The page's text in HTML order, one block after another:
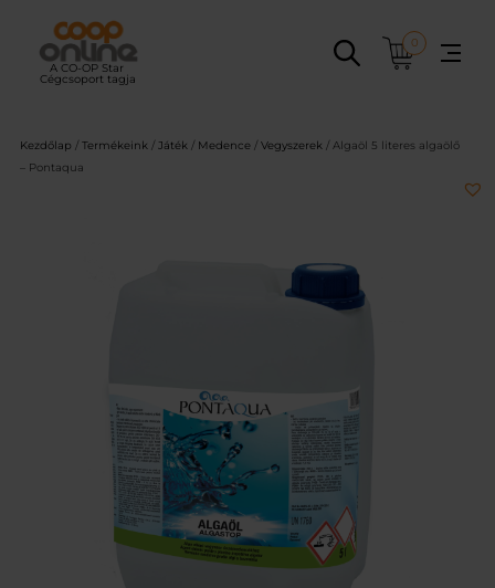
tartalomhoz
0
Kezdőlap / Termékeink / Játék / Medence / Vegyszerek / Algaöl 5 literes algaölő
– Pontaqua